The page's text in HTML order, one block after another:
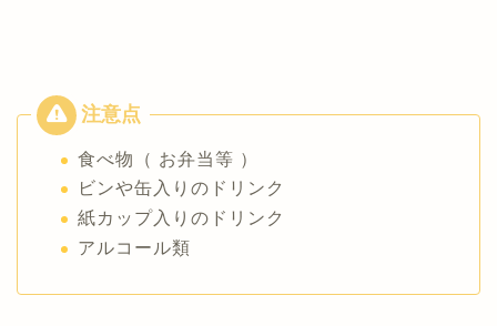
食べ物（ お弁当等 ）
ビンや缶入りのドリンク
紙カップ入りのドリンク
アルコール類